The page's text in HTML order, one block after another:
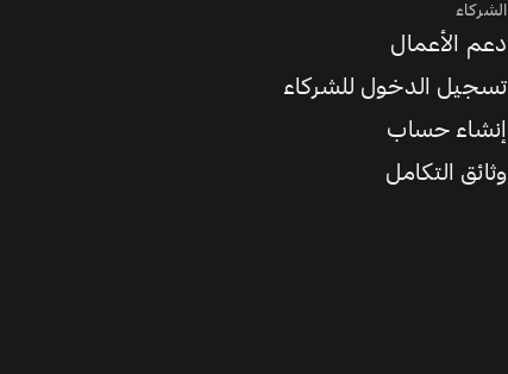
الشركاء
دعم الأعمال
تسجيل الدخول للشركاء
إنشاء حساب
وثائق التكامل